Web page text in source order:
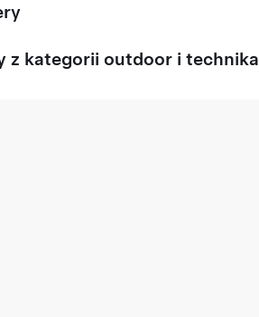
z kategorii outdoor i technika